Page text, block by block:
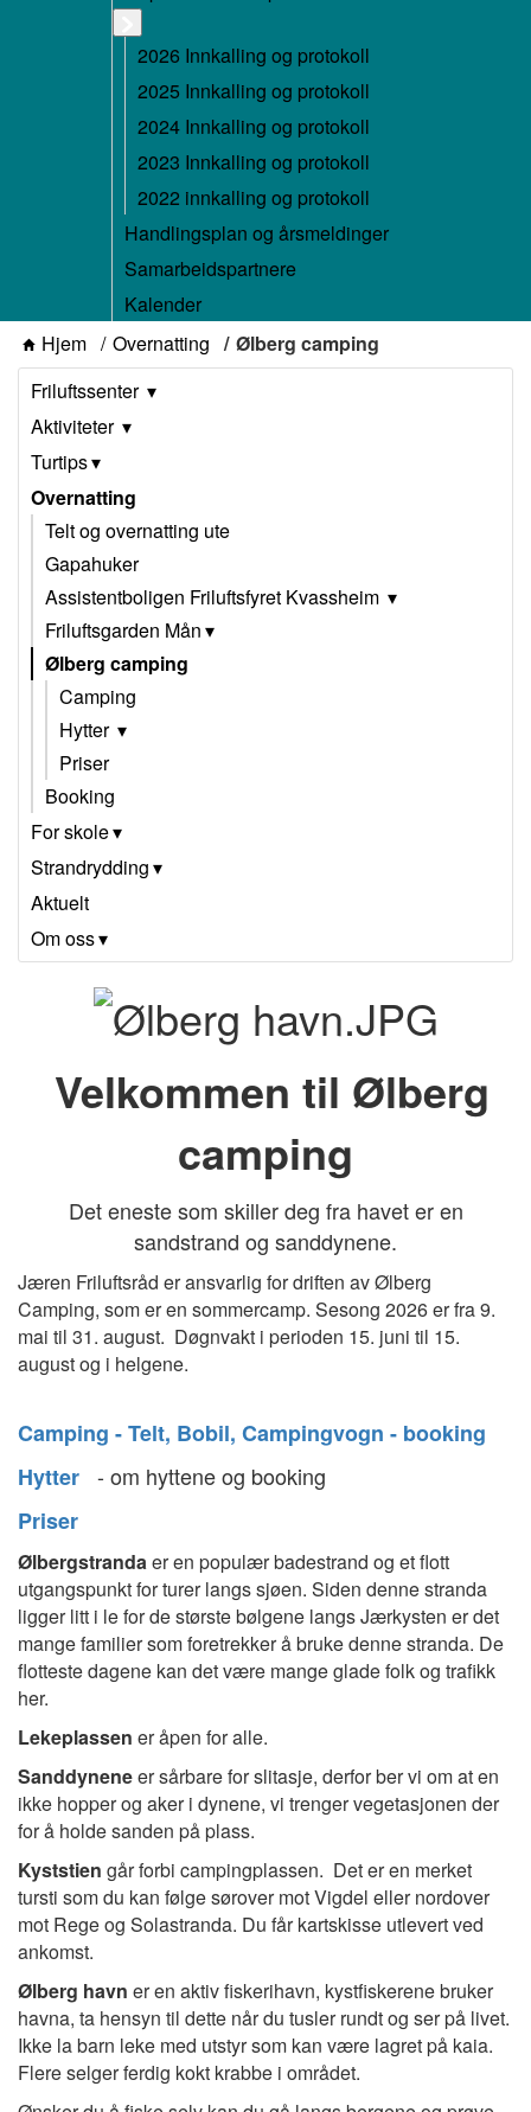
2026 Innkalling og protokoll
2025 Innkalling og protokoll
2024 Innkalling og protokoll
2023 Innkalling og protokoll
2022 innkalling og protokoll
Handlingsplan og årsmeldinger
Samarbeidspartnere
Kalender
Hjem
Overnatting
Ølberg camping
Friluftssenter
Aktiviteter
Turtips
Overnatting
Telt og overnatting ute
Gapahuker
Assistentboligen Friluftsfyret Kvassheim
Friluftsgarden Mån
Ølberg camping
Camping
Hytter
Priser
Booking
For skole
Strandrydding
Aktuelt
Om oss
Velkommen til Ølberg
camping
Det eneste som skiller deg fra havet er en
sandstrand og sanddynene.
Jæren Friluftsråd er ansvarlig for driften av Ølberg
Camping, som er en sommercamp. Sesong 2026 er fra 9.
mai til 31. august. Døgnvakt i perioden 15. juni til 15.
august og i helgene.
Camping - Telt, Bobil, Campingvogn - booking
Hytter - om hyttene og booking
Priser
Ølbergstrandaer en populær badestrand og et flott
utgangspunkt for turer langs sjøen. Siden denne stranda
ligger litt i le for de største bølgene langs Jærkysten er det
mange familier som foretrekker å bruke denne stranda. De
flotteste dagene kan det være mange glade folk og trafikk
her.
Lekeplassen er åpen for alle.
Sanddyneneer sårbare for slitasje, derfor ber vi om at en
ikke hopper og aker i dynene, vi trenger vegetasjonen der
for å holde sanden på plass.
Kyststien går forbi campingplassen. Det er en merket
tursti som du kan følge sørover mot Vigdel eller nordover
mot Rege og Solastranda. Du får kartskisse utlevert ved
ankomst.
Ølberg havn er en aktiv fiskerihavn, kystfiskerene bruker
havna, ta hensyn til dette når du tusler rundt og ser på livet.
Ikke la barn leke med utstyr som kan være lagret på kaia.
Flere selger ferdig kokt krabbe i området.